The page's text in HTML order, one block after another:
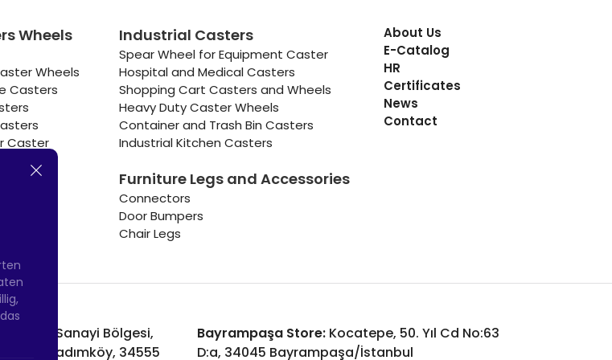
Wheels
Wheels
Casters
Caster
Industrial Casters
Spear Wheel for Equipment Caster
Hospital and Medical Casters
Shopping Cart Casters and Wheels
Heavy Duty Caster Wheels
Container and Trash Bin Casters
Industrial Kitchen Casters
Furniture Legs and Accessories
Connectors
Door Bumpers
Chair Legs
About Us
E-Catalog
HR
Certificates
News
Contact
Atatürk Sanayi Bölgesi,
No:11 Hadımköy, 34555
Bayrampaşa Store:Kocatepe, 50. Yıl Cd No:63
D:a, 34045 Bayrampaşa/İstanbul